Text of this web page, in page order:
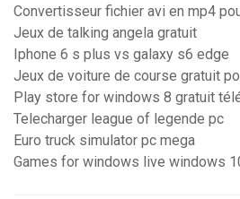
Convertisseur fichier avi en mp4
Jeux de talking angela gratuit
Iphone 6 s plus vs galaxy s6 edge
Jeux de voiture de course gratuit
Play store for windows 8 gratuit
Telecharger league of legende pc
Euro truck simulator pc mega
Games for windows live windows